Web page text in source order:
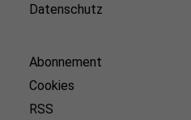
Datenschutz
Abonnement
Cookies
RSS